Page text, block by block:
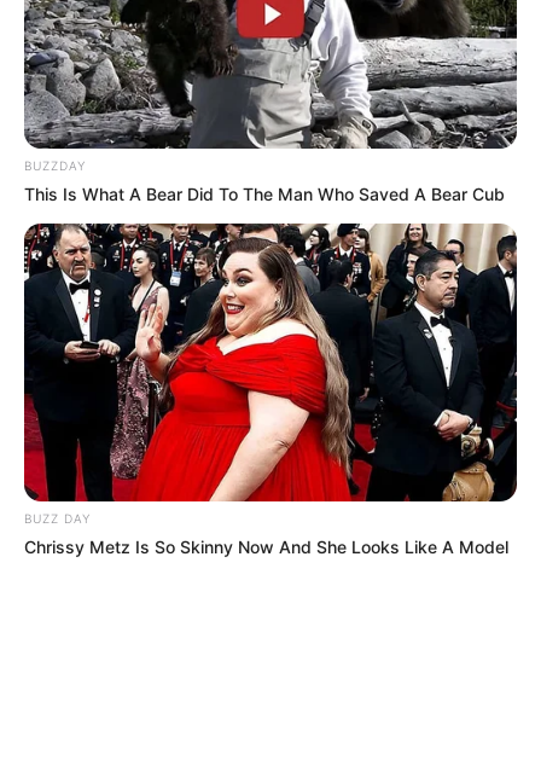
imágenes y compartiendo historias similares ocurridas en
otros lugares del país.
En sectores cercanos al monte, algunas comunidades
mantienen vivas creencias sobre apariciones y seres
extraños vistos durante la noche. En diferentes lugares
aseguran que este tipo de relatos llevan años circulando,
algunos recuerdan historias antiguas relacionadas con
figuras pequeñas vistas entre árboles, senderos oscuros y
espacios cubiertos de niebla.
Aunque las autoridades mantienen una explicación
alejada de lo sobrenatural,el tema sigue dando de qué
hablar en Cali.
COMPARTIR
BUZZDAY
This Is What A Bear Did To The Man Who Saved A Bear Cub
BUZZ DAY
Chrissy Metz Is So Skinny Now And She Looks Like A Model